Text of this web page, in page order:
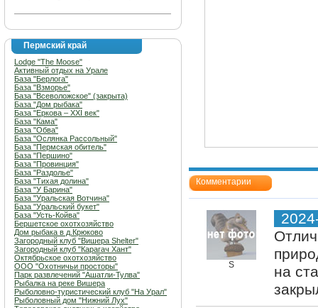
Пермский край
Lodge "The Moose"
Активный отдых на Урале
База "Берлога"
База "Взморье"
База "Всеволожское" (закрыта)
База "Дом рыбака"
База "Еркова – XXI век"
База "Кама"
База "Обва"
База "Ослянка Рассольный"
База "Пермская обитель"
База "Першино"
База "Провинция"
База "Раздолье"
База "Тихая долина"
База "У Барина"
База "Уральская Вотчина"
База "Уральский букет"
База "Усть-Койва"
Бершетское охотхозяйство
Дом рыбака в д.Крюково
Загородный клуб "Вишера Shelter"
Загородный клуб "Карагач Хант"
Октябрьское охотхозяйство
ООО "Охотничьи просторы"
Парк развлечений "Ашатли-Тулва"
Рыбалка на реке Вишера
Рыболовно-туристический клуб "На Урал"
Рыболовный дом "Нижний Лух"
Комментарии
S
на